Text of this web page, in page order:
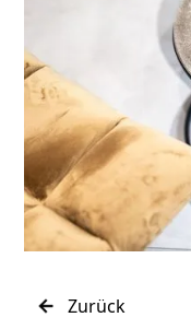
Zurück